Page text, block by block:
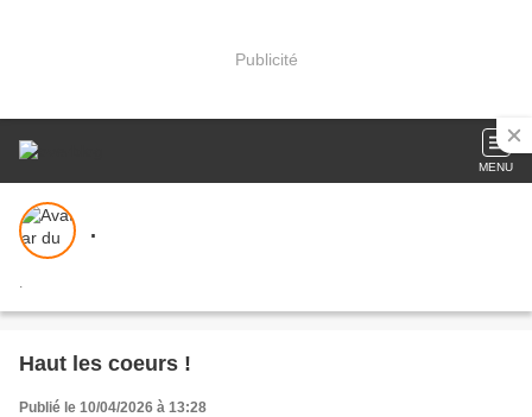
Publicité
MENU
.
.
Haut les coeurs !
Publié le 10/04/2026 à 13:28